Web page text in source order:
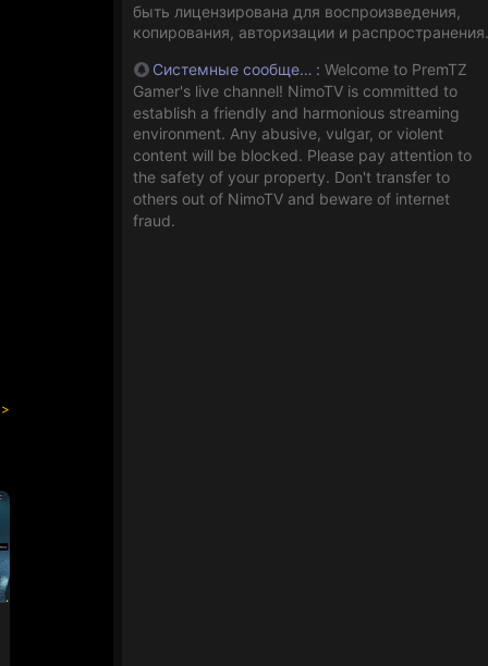
быть лицензирована для воспроизведения,
копирования, авторизации и распространения.
Системные сообщения : Welcome to PremTZ
Gamer's live channel! NimoTV is committed to
establish a friendly and harmonious streaming
environment. Any abusive, vulgar, or violent
content will be blocked. Please pay attention to
the safety of your property. Don't transfer to
others out of NimoTV and beware of internet
fraud.